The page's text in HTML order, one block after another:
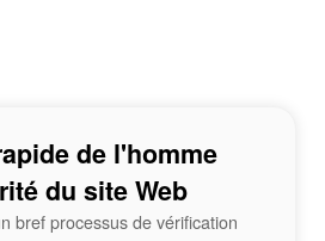
de l'homme
du site Web
bref processus de vérification